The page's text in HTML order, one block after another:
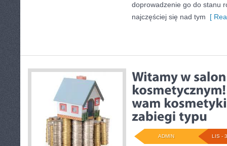
doprowadzenie go do stanu
najczęściej się nad tym [
LIS -
ADMIN